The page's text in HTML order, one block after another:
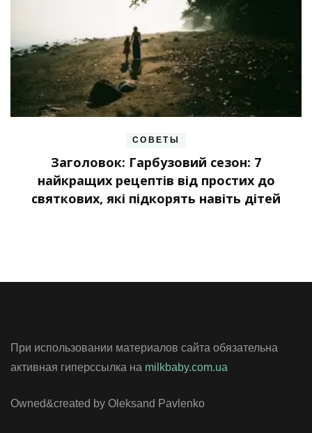
СОВЕТЫ
Заголовок: Гарбузовий сезон: 7
найкращих рецептів від простих до
святкових, які підкорять навіть дітей
При использовании материалов сайта обязательна
активная гиперссылка на milkbaby.com.ua
Owned&created by Oleksand Pavlenko